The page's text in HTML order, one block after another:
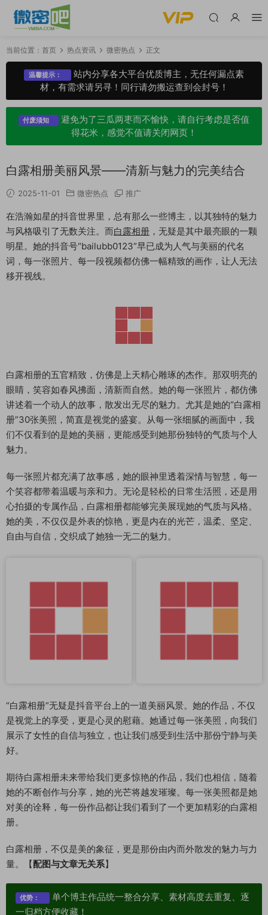
当前位置： 首页 热点资讯 微密热点 正文
温馨提示：
站内分享各大平台优质博主，无任何漏点素
材，有需求请另寻！同行请勿搬运查到会封号！
付废须知
避免为了三瓜两枣而不愉快，请自行考虑是否值
得花米，感觉不值请关闭网页！
白露相册美丽风景——清新与魅力的完美结合
2025-11-01 微密热点 推广
在浩瀚如星的抖音世界里，总有那么一些博主，以其独特的魅力
与风格吸引了无数关注。而白露相册 ，无疑是其中最亮眼的一颗
明星。她的抖音号“bailubb0123”早已成为人气与美丽的代名
词，每一张照片、每一段视频都仿佛一幅精致的画作，让人无法
移开视线。
白露相册的五官精致，仿佛是上天精心雕琢的杰作。那双明亮的
眼睛，笑容如春风拂面，清新而自然。她的每一张照片，都仿佛
讲述着一个动人的故事，散发出无尽的魅力。尤其是她的“白露相
册”30张美照，简直是视觉的盛宴。从每一张细腻的画面中，我
们不仅看到的是她的美丽，更能感受到她那份独特的气质与个人
魅力。
每一张照片都充满了故事感，她的眼神里透着深情与智慧，每一
个笑容都带着温暖与亲和力。无论是轻松的日常生活照，还是用
心拍摄的专属作品，白露相册都能够完美展现她的气质与风格。
她的美，不仅仅是外表的惊艳，更是内在的光芒，温柔、坚定、
自由与自信，交织成了她独一无二的魅力。
“白露相册”无疑是抖音平台上的一道美丽风景。她的作品，不仅
是视觉上的享受，更是心灵的慰藉。她通过每一张美照，向我们
展示了女性的自信与独立，也让我们感受到生活中那份宁静与美
好。
期待白露相册未来带给我们更多惊艳的作品，我们也相信，随着
她的不断创作与分享，她的光芒将越发璀璨。每一张美照都是她
对美的诠释，每一份作品都让我们看到了一个更加精彩的白露相
册。
白露相册，不仅是美的象征，更是那份由内而外散发的魅力与力
量。【配图与文章无关系】
优势：
单个博主作品统一整合分享、素材高度去重复、逐
一归档方便收藏！